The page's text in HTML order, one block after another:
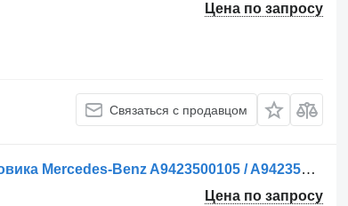
Цена по запросу
Связаться с продавцом
Реактивная тяга V-Brat de Control для грузовика Mercedes-Benz A9423500105 / A9423501105 / A9423501605
Цена по запросу